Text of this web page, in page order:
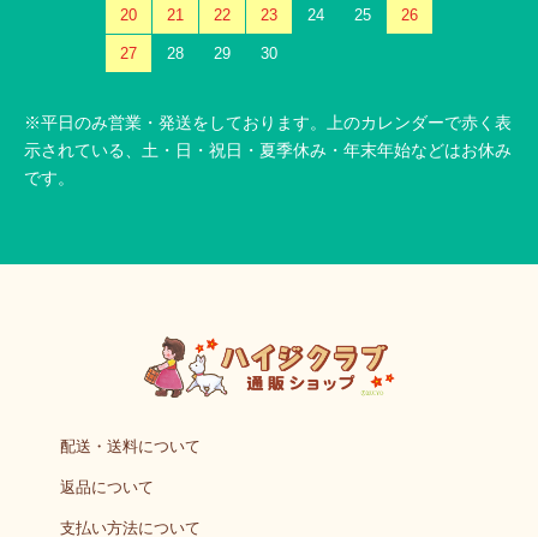
20 21 22 23 24 25 26
27 28 29 30
※平日のみ営業・発送をしております。上のカレンダーで赤く表
示されている、土・日・祝日・夏季休み・年末年始などはお休み
です。
配送・送料について
返品について
支払い方法について